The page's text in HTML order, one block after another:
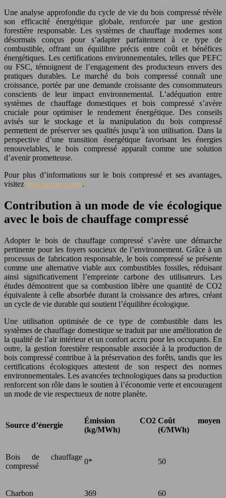
Une analyse approfondie du cycle de vie du bois compressé révèle
son efficacité énergétique globale, renforcée par une gestion
forestière responsable. Les systèmes de chauffage modernes sont
désormais conçus pour s’adapter parfaitement à ce type de
combustible, offrant un équilibre précis entre coût et bénéfices
énergétiques. Les certifications environnementales, telles que PEFC
ou FSC, témoignent de l’engagement des producteurs envers des
pratiques durables. Le marché du bois compressé connaît une
croissance, portée par une demande croissante des consommateurs
conscients de leur impact environnemental. L’adéquation entre
systèmes de chauffage domestiques et bois compressé s’avère
cruciale pour optimiser le rendement énergétique. Des conseils
avisés sur le stockage et la manipulation du bois compressé
permettent de préserver ses qualités jusqu’à son utilisation. Dans la
perspective d’une transition énergétique favorisant les énergies
renouvelables, le bois compressé apparaît comme une solution
d’avenir prometteuse.
Pour plus d’informations sur le bois compressé et ses avantages,
visitez bois-brazeco.com.
Contribution à un mode de vie écologique
avec le bois de chauffage compressé
Adopter le bois de chauffage compressé s’avère une démarche
pertinente pour les foyers soucieux de l’environnement. Grâce à un
processus de fabrication responsable, le bois compressé se présente
comme une alternative viable aux combustibles fossiles, réduisant
ainsi significativement l’empreinte carbone des utilisateurs. Les
études démontrent que sa combustion libère une quantité de CO2
équivalente à celle absorbée durant la croissance des arbres, créant
un cycle de vie durable qui soutient l’équilibre écologique.
Une utilisation optimisée de ce type de combustible dans les
systèmes de chauffage domestique se traduit par une amélioration de
la qualité de l’air intérieur et un confort accru pour les occupants. En
outre, la gestion forestière responsable associée à la production de
bois compressé contribue à la préservation des forêts, tandis que les
certifications écologiques attestent de son respect des normes
environnementales. Les avancées technologiques dans sa production
renforcent son rôle dans le soutien à l’économie verte et encouragent
un mode de vie respectueux de notre planète.
Source d’énergie
Émission CO2
(kg/MWh)
Coût moyen
(€/MWh)
Bois de chauffage
compressé
0* 50
Charbon 369 60